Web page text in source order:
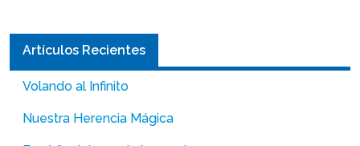
Artículos Recientes
Volando al Infinito
Nuestra Herencia Mágica